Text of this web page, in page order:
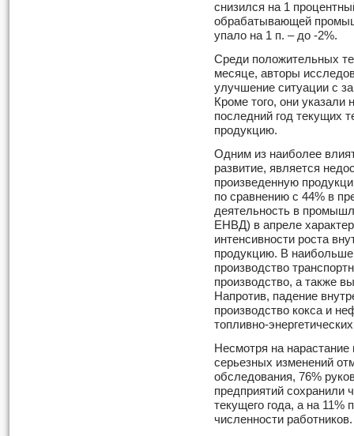
снизился на 1
обрабатывающей
упало на 1 п. – до -2%.
Среди положительных
месяце, авторы
улучшение ситуации с
Кроме того, они
последний год текущих
продукцию.
Одним из наиболее
развитие, является
произведенную
по сравнению с 44% в
деятельность в
ЕНВД) в апреле
интенсивности роста
продукцию. В
производство
производство, а также
Напротив, падение
производство кокса и
топливно-
Несмотря на
серьезных изменений
обследования, 76%
предприятий сохранили
текущего года, а на 11%
численности работников.